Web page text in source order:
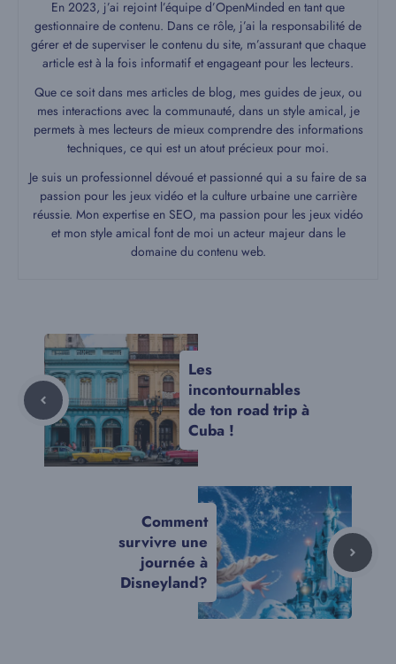
En 2023, j’ai rejoint l’équipe d’OpenMinded en tant que
gestionnaire de contenu. Dans ce rôle, j’ai la responsabilité de
gérer et de superviser le contenu du site, m’assurant que chaque
article est à la fois informatif et engageant pour les lecteurs.
Que ce soit dans mes articles de blog, mes guides de jeux, ou
mes interactions avec la communauté, dans un style amical, je
permets à mes lecteurs de mieux comprendre des informations
techniques, ce qui est un atout précieux pour moi.
Je suis un professionnel dévoué et passionné qui a su faire de sa
passion pour les jeux vidéo et la culture urbaine une carrière
réussie. Mon expertise en SEO, ma passion pour les jeux vidéo
et mon style amical font de moi un acteur majeur dans le
domaine du contenu web.
Les
incontournables
de ton road trip à
Cuba !
Comment
survivre une
journée à
Disneyland?